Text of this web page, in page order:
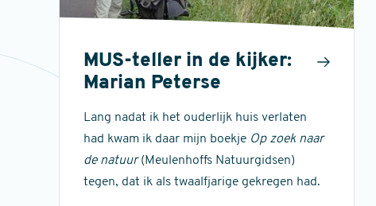
MUS-teller in de kijker:
Marian Peterse
Lang nadat ik het ouderlijk huis verlaten
had kwam ik daar mijn boekje Op zoek naar
de natuur(Meulenhoffs Natuurgidsen)
tegen, dat ik als twaalfjarige gekregen had.